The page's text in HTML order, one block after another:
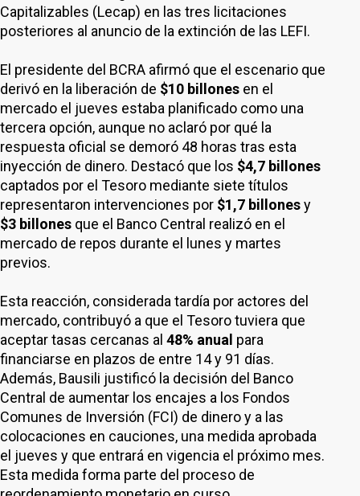
Capitalizables (Lecap) en las tres licitaciones
posteriores al anuncio de la extinción de las LEFI.
El presidente del BCRA afirmó que el escenario que
derivó en la liberación de $10 billones en el
mercado el jueves estaba planificado como una
tercera opción, aunque no aclaró por qué la
respuesta oficial se demoró 48 horas tras esta
inyección de dinero. Destacó que los $4,7 billones
captados por el Tesoro mediante siete títulos
representaron intervenciones por $1,7 billonesy
$3 billones que el Banco Central realizó en el
mercado de repos durante el lunes y martes
previos.
Esta reacción, considerada tardía por actores del
mercado, contribuyó a que el Tesoro tuviera que
aceptar tasas cercanas al 48% anual para
financiarse en plazos de entre 14 y 91 días.
Además, Bausili justificó la decisión del Banco
Central de aumentar los encajes a los Fondos
Comunes de Inversión (FCI) de dinero y a las
colocaciones en cauciones, una medida aprobada
el jueves y que entrará en vigencia el próximo mes.
Esta medida forma parte del proceso de